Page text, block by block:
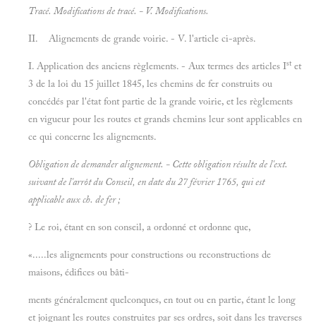
Tracé. Modifications de tracé. - V.Modifications.
II. Alignements de grande voirie. - V. l'article ci-après.
I. Application des anciens règlements. - Aux termes des articles Ist et
3 de la loi du 15 juillet 1845, les chemins de fer construits ou
concédés par l'état font partie de la grande voirie, et les règlements
en vigueur pour les routes et grands chemins leur sont applicables en
ce qui concerne les alignements.
Obligation de demander alignement. - Cette obligation résulte de l'ext.
suivant de l'arrôt du Conseil, en date du 27 février 1765, qui est
applicable aux ch. de fer ;
? Le roi, étant en son conseil, a ordonné et ordonne que,
«.....les alignements pour constructions ou reconstructions de
maisons, édifices ou bâti-
ments généralement quelconques, en tout ou en partie, étant le long
et joignant les routes construites par ses ordres, soit dans les traverses